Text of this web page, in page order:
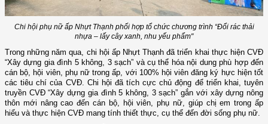
Chi hội phụ nữ ấp Nhựt Thạnh phối hợp tổ chức chương trình “Đổi rác thải
nhựa – lấy cây xanh, nhu yếu phẩm"
Trong những năm qua, chi hội ấp Nhựt Thạnh đã triển khai thực hiện CVĐ
“Xây dựng gia đình 5 không, 3 sạch” và cụ thể hóa nội dung phù hợp đến
cán bộ, hội viên, phụ nữ trong ấp, với 100% hội viên đăng ký hực hiện tốt
các tiêu chí của CVĐ. Chi hội đã tích cực chủ động để triển khai, tuyên
truyền CVĐ “Xây dựng gia đình 5 không, 3 sạch” gắn với xây dựng nông
thôn mới nâng cao đến cán bộ, hội viên, phụ nữ, giúp chị em trong ấp
hiểu và thực hiện CVĐ mang tính thiết thực, cụ thể đến đời sống phụ nữ.